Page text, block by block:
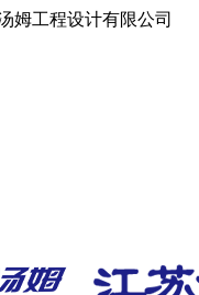
工程设计有限公司